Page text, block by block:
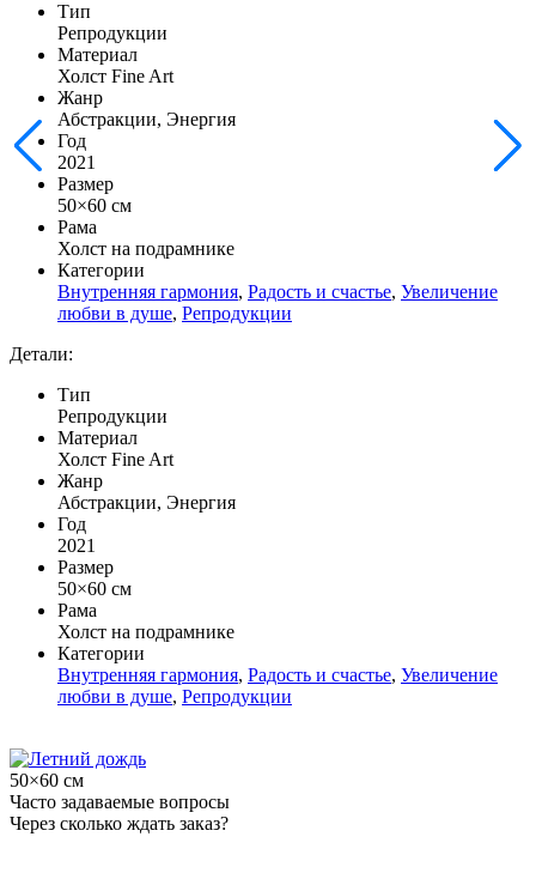
Тип
Репродукции
Материал
Холст Fine Art
Жанр
Абстракции, Энергия
Год
2021
Размер
50×60 см
Рама
Холст на подрамнике
Категории
Внутренняя гармония, Радость и счастье, Увеличение
любви в душе, Репродукции
Детали:
Тип
Репродукции
Материал
Холст Fine Art
Жанр
Абстракции, Энергия
Год
2021
Размер
50×60 см
Рама
Холст на подрамнике
Категории
Внутренняя гармония, Радость и счастье, Увеличение
любви в душе, Репродукции
50×60 см
Часто задаваемые вопросы
Через сколько ждать заказ?